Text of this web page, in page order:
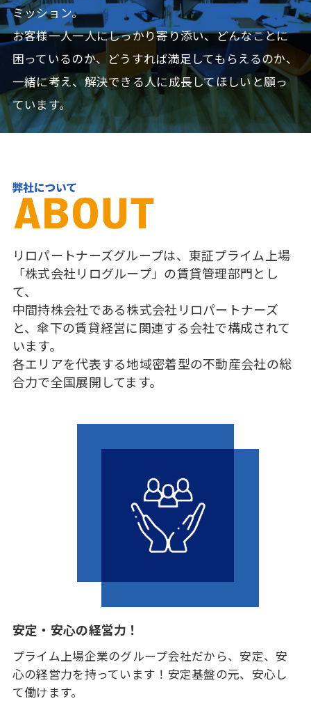
ミッション。
お客様一人一人にしっかり寄り添い、どんなことに
困っているのか、どうすれば満足してもらえるのか、
一緒に考え、解決できる人に成長してほしいと願っ
ています。
リロパートナーズグループは、東証プライム上場
「株式会社リログループ」の賃貸管理部門とし
て、
中間持株会社である株式会社リロパートナーズ
と、傘下の賃貸経営に関連する会社で構成されて
います。
各エリアを代表する地域密着型の不動産会社の総
合力で全国展開してます。
安定・安心の経営力！
プライム上場企業のグループ会社だから、安定、安
心の経営力を持っています！安定基盤の元、安心し
て働けます。